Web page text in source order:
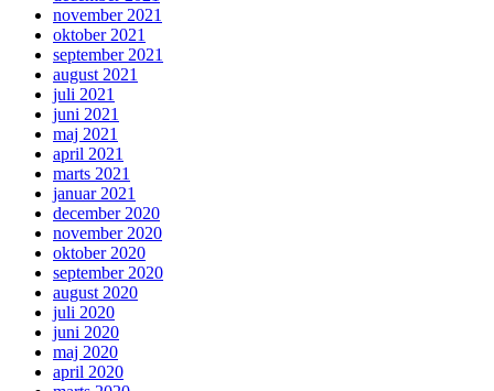
november 2021
oktober 2021
september 2021
august 2021
juli 2021
juni 2021
maj 2021
april 2021
marts 2021
januar 2021
december 2020
november 2020
oktober 2020
september 2020
august 2020
juli 2020
juni 2020
maj 2020
april 2020